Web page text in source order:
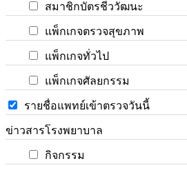
สมาชิกบัตรชีววัฒนะ
แพ็กเกจตรวจสุขภาพ
แพ็กเกจทั่วไป
แพ็กเกจศัลยกรรม
รายชื่อแพทย์เข้าตรวจวันนี้
ข่าวสารโรงพยาบาล
กิจกรรม